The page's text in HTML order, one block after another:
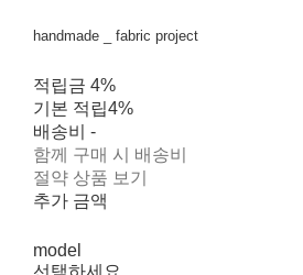
handmade _ fabric project
적립금 4%
기본 적립4%
배송비 -
함께 구매 시 배송비
절약 상품 보기
추가 금액
model
선택하세요.